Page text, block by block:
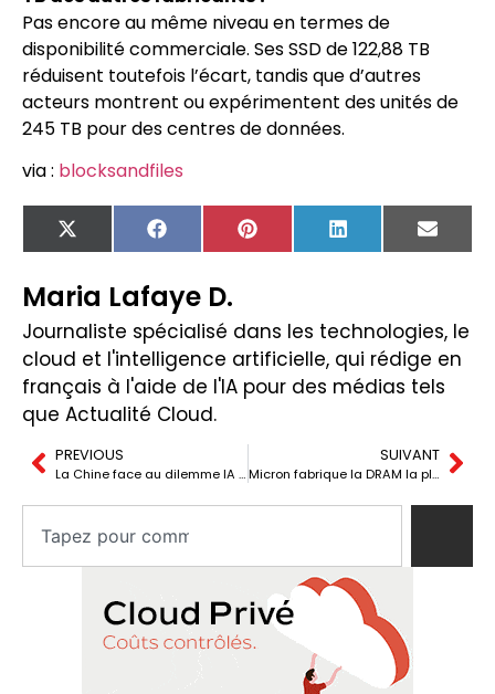
Pas encore au même niveau en termes de
disponibilité commerciale. Ses SSD de 122,88 TB
réduisent toutefois l’écart, tandis que d’autres
acteurs montrent ou expérimentent des unités de
245 TB pour des centres de données.
via : blocksandfiles
X
(Twitter)
FacebookPinterest LinkedIn Email
Maria Lafaye D.
Journaliste spécialisé dans les technologies, le
cloud et l'intelligence artificielle, qui rédige en
français à l'aide de l'IA pour des médias tels
que Actualité Cloud.
PREVIOUS
La Chine face au dilemme IA : produire plus sans licencier
SUIVANT
Micron fabrique la DRAM la plus avancée produite aux États-Unis en Virginie